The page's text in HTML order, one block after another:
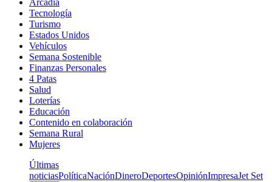
Tecnología
Turismo
Estados Unidos
Vehículos
Semana Sostenible
Finanzas Personales
4 Patas
Salud
Loterías
Educación
Contenido en colaboración
Semana Rural
Mujeres
Últimas
noticiasPolíticaNaciónDineroDeportesOpiniónImpresaJet Set